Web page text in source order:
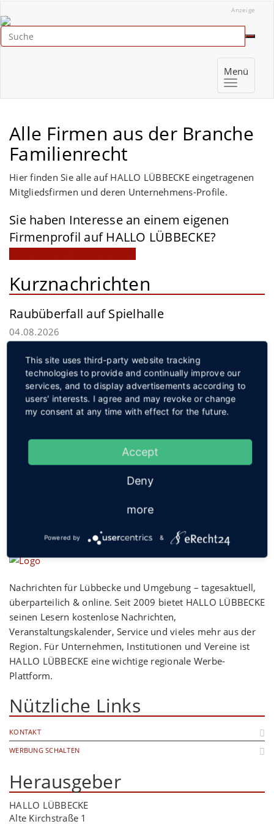
Anzeige
Menü
Alle Firmen aus der Branche
Familienrecht
Hier finden Sie alle auf HALLO LÜBBECKE eingetragenen
Mitgliedsfirmen und deren Unternehmens-Profile.
Sie haben Interesse an einem eigenen
Firmenprofil auf HALLO LÜBBECKE?
Kurznachrichten
Raubüberfall auf Spielhalle
04.08.2026
Montags eine Spielhalle in Hille. Mit erbeutetem Bargeld
gelang dem Täter die Flucht.weiterlesen
Service
Nachrichten für Lübbecke und Umgebung – tagesaktuell,
überparteilich & online. Seit 2009 bietet HALLO LÜBBECKE
seinen Lesern kostenlose Nachrichten,
Veranstaltungskalender, Service und vieles mehr aus der
Region. Für Unternehmen, Institutionen und Vereine ist
HALLO LÜBBECKE eine wichtige regionale Werbe-
Plattform.
Nützliche Links
KONTAKT
WERBUNG SCHALTEN
Herausgeber
HALLO LÜBBECKE
Alte Kirchstraße 1
This site uses third-party website tracking
technologies to provide and continually improve our
services, and to display advertisements according to
users' interests. I agree and may revoke or change
my consent at any time with effect for the future.
Accept
Deny
more
Powered by &